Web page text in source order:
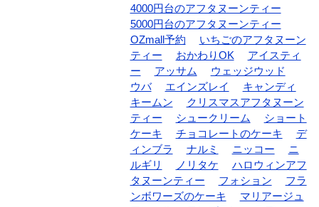
4000円台のアフタヌーンティー
5000円台のアフタヌーンティー
OZmall予約
いちごのアフタヌーン
ティー
おかわりOK
アイスティ
ー
アッサム
ウェッジウッド
ウバ
エインズレイ
キャンディ
キームン
クリスマスアフタヌーン
ティー
シュークリーム
ショート
ケーキ
チョコレートのケーキ
デ
ィンブラ
ナルミ ニッコー
ニ
ルギリ
ノリタケ
ハロウィンアフ
タヌーンティー
フォション
フラ
ンボワーズのケーキ
マリアージュ